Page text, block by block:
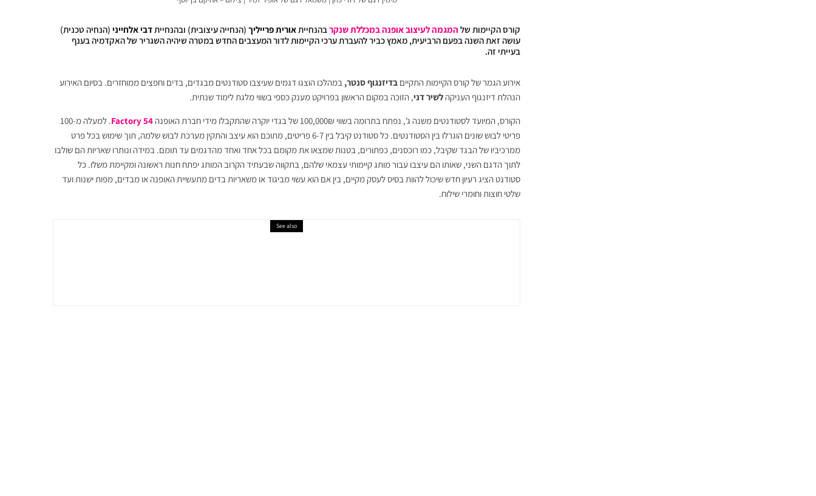
קורס הקיימות של המגמהלעיצובאופנהבמכללתשנקרבהנחיית אוריתפרייליך (הנחייה עיצובית) ובהנחיית דביאלחייני (הנחיה טכנית)
עושה זאת השנה בפעם הרביעית, מאמץ כביר להעברת ערכי הקיימות לדור המעצבים החדש במטרה שיהיה השגריר של האקדמיה בענף
בעייתי זה.
אירוע הגמר של קורס הקיימות התקיים בדיזנגוףסנטר, במהלכו הוצגו דגמים שעיצבו סטודנטים מבגדים, בדים וחפצים ממוחזרים. בסיום האירוע
הנהלת דיזנגוף העניקה לשירדני, הזוכה במקום הראשון בפרויקט מענק כספי בשווי מלגת לימוד שנתית.
הקורס, המיועד לסטודנטים משנה ג', נפתח בתרומה בשווי 100,000₪ של בגדי יוקרה שהתקבלו מידי חברת האופנה Factory 54
. למעלה מ-100
פריטי לבוש שונים הוגרלו בין הסטודנטים. כל סטודנט קיבל בין 6-7 פריטים, מתוכם הוא עיצב והתקין מערכת לבוש שלמה, תוך שימוש בכל פרט
ממרכיביו של הבגד שקיבל, כמו רוכסנים, כפתורים, בטנות שמצאו את מקומם בכל אחד ואחד מהדגמים עד תומם. במידה ונותרו שאריות הם שולבו
לתוך הדגם השני, שאותו הם עיצבו עבור מותג קיימותי עצמאי שלהם, בתקווה שבעתיד הקרוב המותג יפתח חנות ראשונה ומקיימת משלו. כל
סטודנט הציג רעיון חדש שיכול להוות בסיס לעסק מקיים, בין אם הוא עשוי מביגוד או משאריות בדים מתעשיית האופנה או מבדים, מפות ישנות ועד
שלטי חוצות וחומרי שילוח.
See also